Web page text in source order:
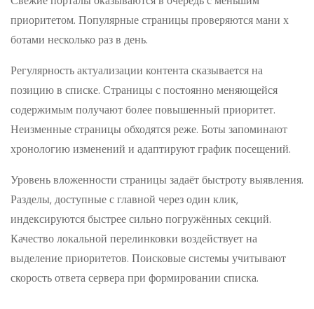
приоритетом. Популярные страницы проверяются мани х
ботами несколько раз в день.
Регулярность актуализации контента сказывается на
позицию в списке. Страницы с постоянно меняющейся
содержимым получают более повышенный приоритет.
Неизменные страницы обходятся реже. Боты запоминают
хронологию изменений и адаптируют график посещений.
Уровень вложенности страницы задаёт быстроту выявления.
Разделы, доступные с главной через один клик,
индексируются быстрее сильно погружённых секций.
Качество локальной перелинковки воздействует на
выделение приоритетов. Поисковые системы учитывают
скорость ответа сервера при формировании списка.